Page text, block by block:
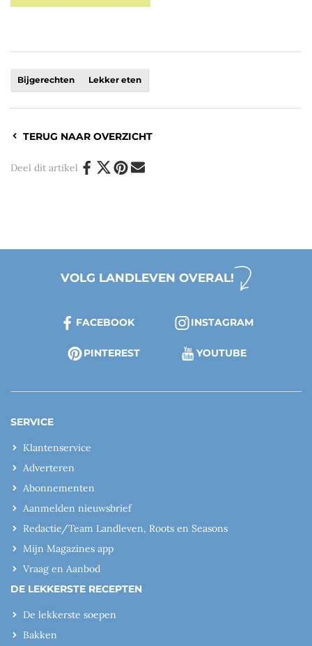
Bijgerechten Lekker eten
TERUG NAAR OVERZICHT
Deel dit artikel
VOLG LANDLEVEN OVERAL!
FACEBOOK INSTAGRAM
PINTEREST YOUTUBE
SERVICE
Klantenservice
Adverteren
Abonnementen
Aanmelden nieuwsbrief
Redactie/Team Landleven, Roots en Seasons
Mijn Magazines app
Vraag en Aanbod
DE LEKKERSTE RECEPTEN
De lekkerste soepen
Bakken